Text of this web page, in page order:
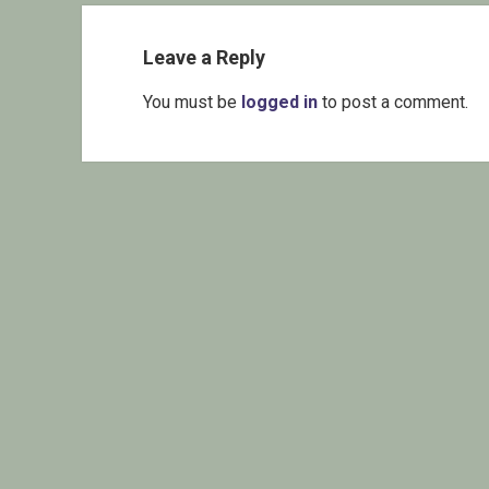
Leave a Reply
You must be logged into post a comment.